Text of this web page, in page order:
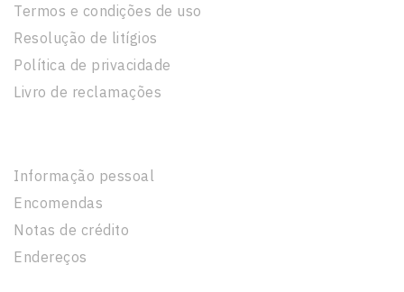
Termos e condições de uso
Resolução de litígios
Política de privacidade
Livro de reclamações
Informação pessoal
Encomendas
Notas de crédito
Endereços